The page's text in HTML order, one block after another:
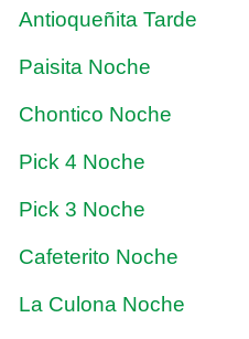
Antioqueñita Tarde
Paisita Noche
Chontico Noche
Pick 4 Noche
Pick 3 Noche
Cafeterito Noche
La Culona Noche